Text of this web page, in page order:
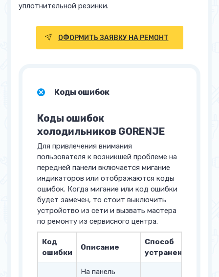
уплотнительной резинки.
ОФОРМИТЬ ЗАЯВКУ НА РЕМОНТ
Коды ошибок
Коды ошибок
холодильников GORENJE
Для привлечения внимания
пользователя к возникшей проблеме на
передней панели включается мигание
индикаторов или отображаются коды
ошибок. Когда мигание или код ошибки
будет замечен, то стоит выключить
устройство из сети и вызвать мастера
по ремонту из сервисного центра.
Код
ошибки
Описание
Способ
устранения
На панель